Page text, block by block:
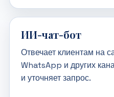
ИИ-чат-бот
Отвечает клиентам на
WhatsApp и других
и уточняет запрос.